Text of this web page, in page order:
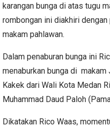
karangan bunga di atas tugu
rombongan ini diakhiri
makam pahlawan.
Dalam penaburan bunga ini
menaburkan bunga di makam
Kakek dari Wali Kota Medan
Muhammad Daud Paloh
Dikatakan Rico Waas,